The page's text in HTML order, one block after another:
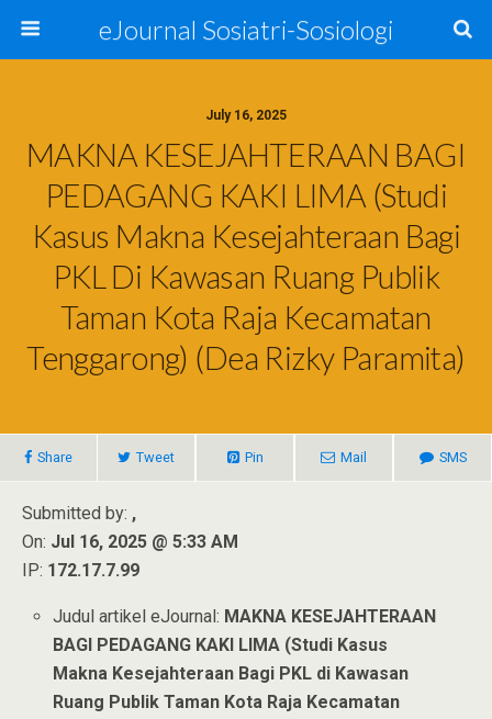
eJournal Sosiatri-Sosiologi
July 16, 2025
MAKNA KESEJAHTERAAN BAGI
PEDAGANG KAKI LIMA (Studi
Kasus Makna Kesejahteraan Bagi
PKL Di Kawasan Ruang Publik
Taman Kota Raja Kecamatan
Tenggarong) (Dea Rizky Paramita)
Share Tweet Pin Mail SMS
Submitted by: ,
On: Jul 16, 2025 @ 5:33 AM
IP: 172.17.7.99
Judul artikel eJournal: MAKNA KESEJAHTERAAN
BAGI PEDAGANG KAKI LIMA (Studi Kasus
Makna Kesejahteraan Bagi PKL di Kawasan
Ruang Publik Taman Kota Raja Kecamatan